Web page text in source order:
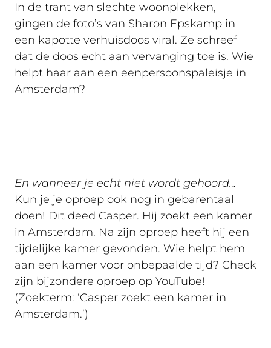
In de trant van slechte woonplekken,
gingen de foto’s van Sharon Epskamp in
een kapotte verhuisdoos viral. Ze schreef
dat de doos echt aan vervanging toe is. Wie
helpt haar aan een eenpersoonspaleisje in
Amsterdam?
En wanneer je echt niet wordt gehoord…
Kun je je oproep ook nog in gebarentaal
doen! Dit deed Casper. Hij zoekt een kamer
in Amsterdam. Na zijn oproep heeft hij een
tijdelijke kamer gevonden. Wie helpt hem
aan een kamer voor onbepaalde tijd? Check
zijn bijzondere oproep op YouTube!
(Zoekterm: ‘Casper zoekt een kamer in
Amsterdam.’)